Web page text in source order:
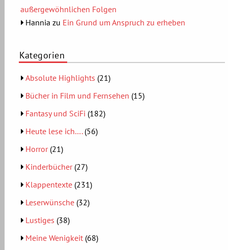
außergewöhnlichen Folgen
Hannia zu Ein Grund um Anspruch zu erheben
Kategorien
Absolute Highlights (21)
Bücher in Film und Fernsehen (15)
Fantasy und SciFi (182)
Heute lese ich….(56)
Horror(21)
Kinderbücher(27)
Klappentexte (231)
Leserwünsche (32)
Lustiges (38)
Meine Wenigkeit (68)